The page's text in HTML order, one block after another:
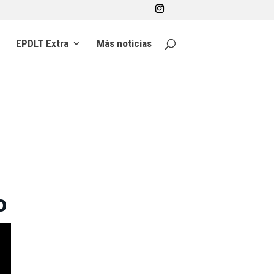
EPDLT Extra Más noticias